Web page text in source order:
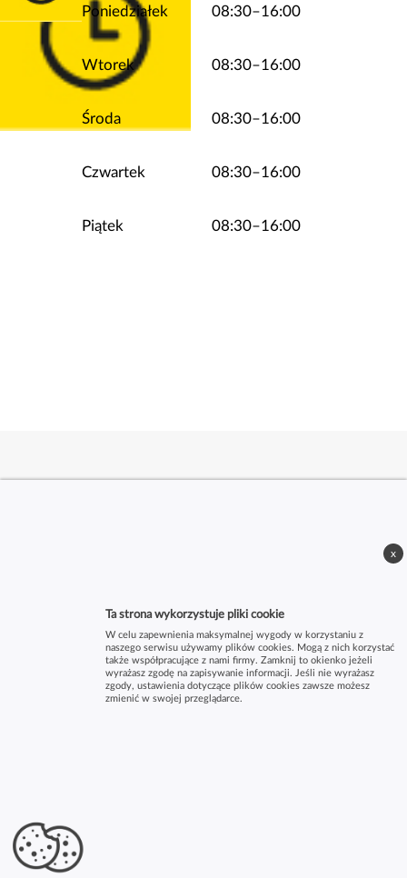
Poniedziałek 08:30–16:00
Wtorek 08:30–16:00
Środa 08:30–16:00
Czwartek 08:30–16:00
Piątek 08:30–16:00
Ta strona wykorzystuje pliki cookie
W celu zapewnienia maksymalnej wygody w korzystaniu z
naszego serwisu używamy plików cookies. Mogą z nich korzystać
także współpracujące z nami firmy. Zamknij to okienko jeżeli
wyrażasz zgodę na zapisywanie informacji. Jeśli nie wyrażasz
zgody, ustawienia dotyczące plików cookies zawsze możesz
zmienić w swojej przeglądarce.
x